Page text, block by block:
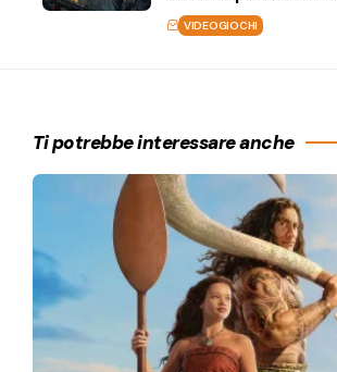
VIDEOGIOCHI
Ti potrebbe interessare anche